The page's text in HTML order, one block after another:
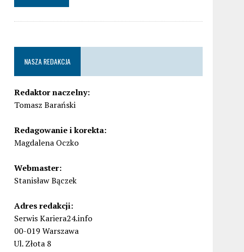
NASZA REDAKCJA
Redaktor naczelny:
Tomasz Barański
Redagowanie i korekta:
Magdalena Oczko
Webmaster:
Stanisław Bączek
Adres redakcji:
Serwis Kariera24.info
00-019 Warszawa
Ul. Złota 8